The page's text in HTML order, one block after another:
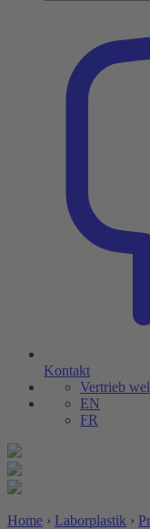
Kontakt
Vertrieb
EN
FR
Home › Laborplastik ›